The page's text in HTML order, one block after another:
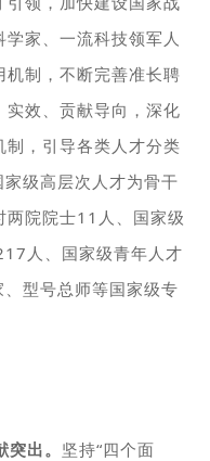
家、一流科技领军人
制，不断完善准长聘
效、贡献导向，深化
，引导各类人才分类
级高层次人才为骨干
两院院士11人、国家级
人、国家级青年人才
型号总师等国家级专
出。 坚持“四个面